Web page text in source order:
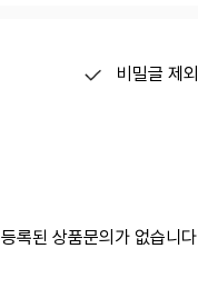
비밀글 제외
등록된 상품문의가 없습니다